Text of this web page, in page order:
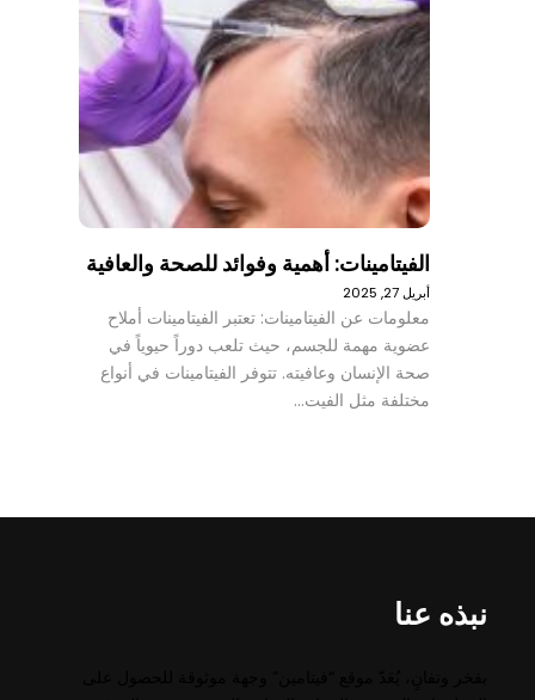
الفيتامينات: أهمية وفوائد للصحة والعافية
أبريل 27, 2025
معلومات عن الفيتامينات: تعتبر الفيتامينات أملاح
عضوية مهمة للجسم، حيث تلعب دوراً حيوياً في
صحة الإنسان وعافيته. تتوفر الفيتامينات في أنواع
مختلفة مثل الفيت…
نبذه عنا